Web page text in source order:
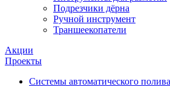
Подрезчики дёрна
Ручной инструмент
Траншеекопатели
Акции
Проекты
Системы автоматического полива